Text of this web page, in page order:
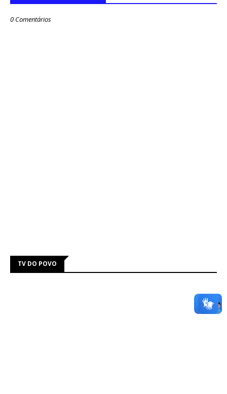
0 Comentários
TV DO POVO